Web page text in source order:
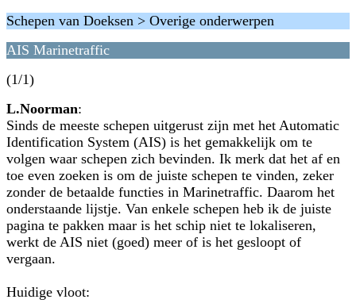
Schepen van Doeksen > Overige onderwerpen
AIS Marinetraffic
(1/1)
L.Noorman:
Sinds de meeste schepen uitgerust zijn met het Automatic
Identification System (AIS) is het gemakkelijk om te
volgen waar schepen zich bevinden. Ik merk dat het af en
toe even zoeken is om de juiste schepen te vinden, zeker
zonder de betaalde functies in Marinetraffic. Daarom het
onderstaande lijstje. Van enkele schepen heb ik de juiste
pagina te pakken maar is het schip niet te lokaliseren,
werkt de AIS niet (goed) meer of is het gesloopt of
vergaan.
Huidige vloot: